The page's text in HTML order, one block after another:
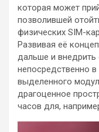
которая может
позволившей
физических SIM-
Развивая её
дальше и внедрить
непосредственно
выделенного
драгоценное
часов для,